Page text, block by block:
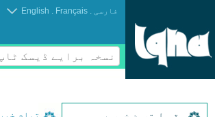
فارسی .
Français
.
English
نسخہ برایے ڈیسک